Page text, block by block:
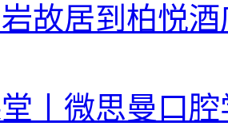
故居到柏悦
丨微思曼口